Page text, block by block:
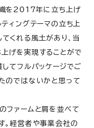
織を2017年に立ち上げ
ィングテーマの立ち上
くれる風土があり、当
げを実現することがで
してフルパッケージでご
のではないかと思って
ファームと肩を並べて
。経営者や事業会社の